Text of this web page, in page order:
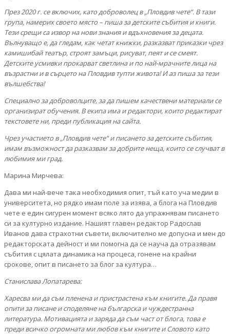
През 2020 г. се включих, като доброволец в „Пловдив чете“. В тази
група, намерих своето място – пиша за детските събития и книги.
Тези срещи са извор на нови знания и вдъхновения за децата.
Вълнуващо е, да гледам, как четат книжки, разказват приказки чрез
камишибай театър, строят замъци, рисуват, пеят и се смеят.
Детските усмивки прокарват светлина и по най-мрачните лица на
възрастни и в сърцето на Пловдив тупти живота! И аз пиша за тези
вълшебства!
Специално за доброволците, за да пишем качествени материали се
организират обучения. В екипа има и редактори, които редактират
текстовете ни, преди публикация на сайта.
Чрез участието в „Пловдив чете“ и писането за детските събития,
имам възможност да разказвам за добрите неща, които се случват в
любимия ми град.
Марина Мирчева:
Дава ми най-вече така необходимия опит, тъй като уча медии в
университета, но рядко имам поле за изява, а блога на Пловдив
чете е един сигурен момент всяко лято да упражнявам писането
си за културно издание. Нашият главен редактор Радослав
Иванов дава страхотни съвети, включително ме допусна и мен до
редакторската дейност и ми помогна да се науча да отразявам
събития с цялата динамика на процеса, гонене на крайни
срокове, опит в писането за блог за култура…
Станислава Лопатарева:
Харесва ми да съм пленена и пристрастена към книгите. Да правя
опити за писане и споделяне на българска и чуждестранна
литература. Мотивацията и заряда да съм част от блога, това е
преди всичко огромната ми любов към книгите и Словото като